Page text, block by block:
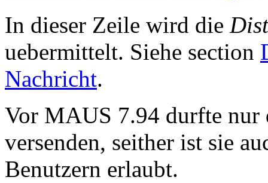
In dieser Zeile wird die
uebermittelt. Siehe section
Nachricht.
Vor MAUS 7.94 durfte nur
versenden, seither ist sie
Benutzern erlaubt.